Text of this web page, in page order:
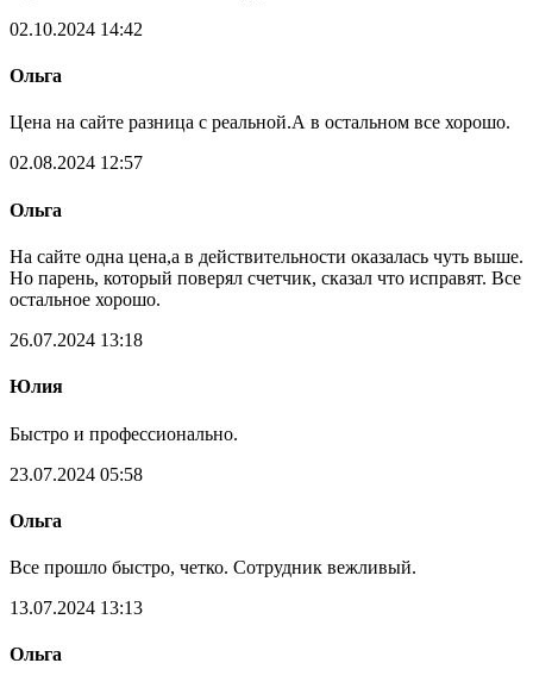
02.10.2024 14:42
Ольга
Цена на сайте разница с реальной.А в остальном все хорошо.
02.08.2024 12:57
Ольга
На сайте одна цена,а в действительности оказалась чуть выше.
Но парень, который поверял счетчик, сказал что исправят. Все
остальное хорошо.
26.07.2024 13:18
Юлия
Быстро и профессионально.
23.07.2024 05:58
Ольга
Все прошло быстро, четко. Сотрудник вежливый.
13.07.2024 13:13
Ольга